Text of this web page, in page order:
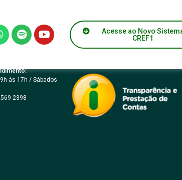
Acesse ao Novo
CREF1
às 17h / Sábados
2398